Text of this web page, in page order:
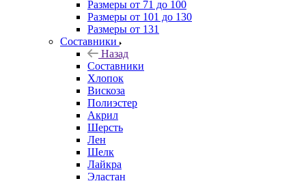
Размеры от 71 до 100
Размеры от 101 до 130
Размеры от 131
Составники
Назад
Составники
Хлопок
Вискоза
Полиэстер
Акрил
Шерсть
Лен
Шелк
Лайкра
Эластан